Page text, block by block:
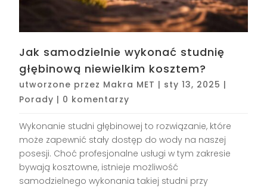
Jak samodzielnie wykonać studnię
głębinową niewielkim kosztem?
utworzone przez Makra MET | sty 13, 2025 |
Porady | 0 komentarzy
Wykonanie studni głębinowej to rozwiązanie, które
może zapewnić stały dostęp do wody na naszej
posesji. Choć profesjonalne usługi w tym zakresie
bywają kosztowne, istnieje możliwość
samodzielnego wykonania takiej studni przy